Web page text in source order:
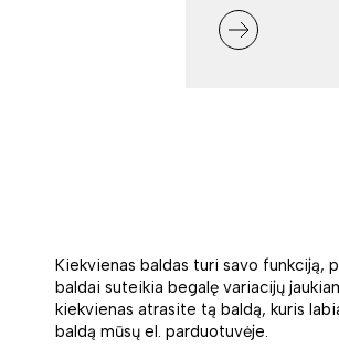
Kiekvienas baldas turi savo
baldai suteikia begalę variacijų
kiekvienas atrasite tą baldą, kuris
baldą mūsų el. parduotuvėje.